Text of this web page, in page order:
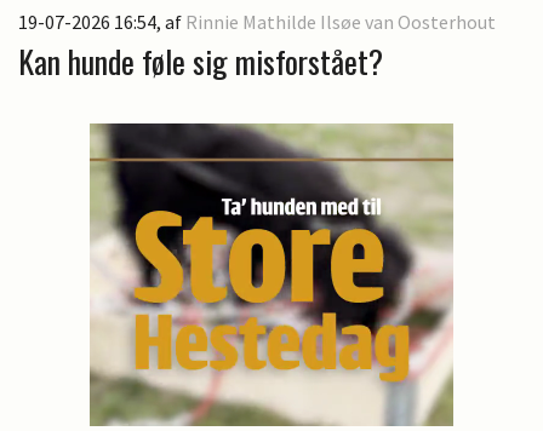
19-07-2026 16:54, af Rinnie Mathilde Ilsøe van Oosterhout
Kan hunde føle sig misforstået?